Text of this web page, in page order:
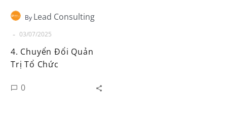
By Lead Consulting
- 03/07/2025
4. Chuyển Đổi Quản
Trị Tổ Chức
0